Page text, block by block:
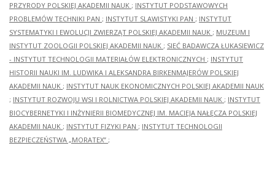
PRZYRODY POLSKIEJ AKADEMII NAUK ; INSTYTUT PODSTAWOWYCH
PROBLEMÓW TECHNIKI PAN ; INSTYTUT SLAWISTYKI PAN ; INSTYTUT
SYSTEMATYKI I EWOLUCJI ZWIERZĄT POLSKIEJ AKADEMII NAUK ; MUZEUM I
INSTYTUT ZOOLOGII POLSKIEJ AKADEMII NAUK ; SIEĆ BADAWCZA ŁUKASIEWICZ
- INSTYTUT TECHNOLOGII MATERIAŁÓW ELEKTRONICZNYCH ; INSTYTUT
HISTORII NAUKI IM. LUDWIKA I ALEKSANDRA BIRKENMAJERÓW POLSKIEJ
AKADEMII NAUK ; INSTYTUT NAUK EKONOMICZNYCH POLSKIEJ AKADEMII NAUK
; INSTYTUT ROZWOJU WSI I ROLNICTWA POLSKIEJ AKADEMII NAUK ; INSTYTUT
BIOCYBERNETYKI I INŻYNIERII BIOMEDYCZNEJ IM. MACIEJA NAŁĘCZA POLSKIEJ
AKADEMII NAUK ; INSTYTUT FIZYKI PAN ; INSTYTUT TECHNOLOGII
BEZPIECZEŃSTWA „MORATEX” ;